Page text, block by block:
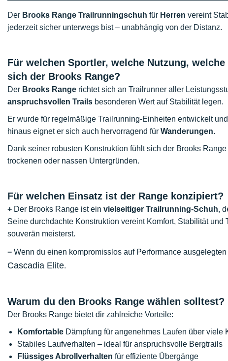
Der Brooks Range Trailrunningschuh für Herren vereint
jederzeit sicher unterwegs bist – unabhängig von der Distanz.
Für welchen Sportler, welche Nutzung,
sich der Brooks Range?
Der Brooks Range richtet sich an Trailrunner aller
anspruchsvollen Trails besonderen Wert auf Stabilität legen.
Er wurde für regelmäßige Trailrunning-Einheiten entwickelt
hinaus eignet er sich auch hervorragend für Wanderungen.
Dank seiner robusten Konstruktion fühlt sich der Brooks
trockenen oder nassen Untergründen.
Für welchen Einsatz ist der Range konzipiert?
+ Der Brooks Range ist ein vielseitiger Trailrunning-Schuh,
Seine durchdachte Konstruktion vereint Komfort, Stabilität
souverän meisterst.
− Wenn du einen kompromisslos auf Performance
Cascadia Elite.
Warum du den Brooks Range wählen solltest?
Der Brooks Range bietet dir zahlreiche Vorteile:
Komfortable Dämpfung für angenehmes Laufen über viele
Stabiles Laufverhalten – ideal für anspruchsvolle Bergtrails
Flüssiges Abrollverhalten für effiziente Übergänge